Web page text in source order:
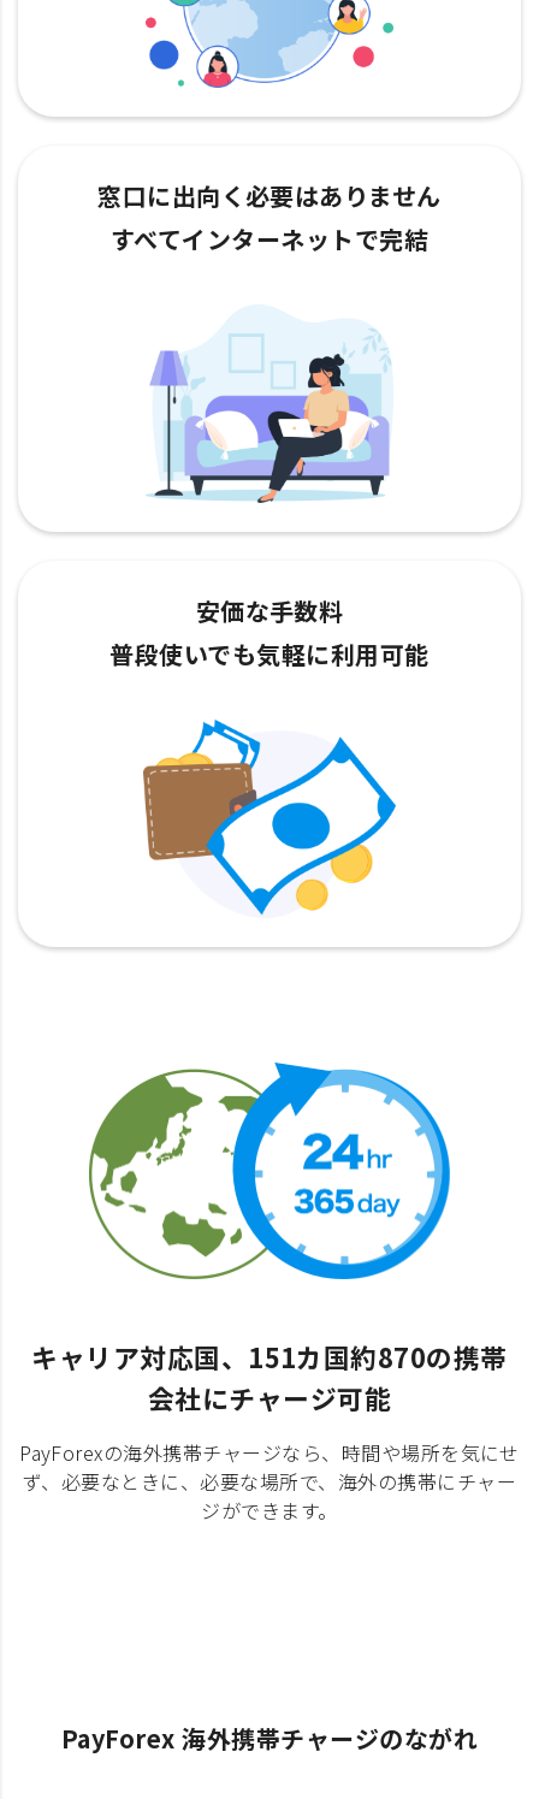
窓口に出向く必要はありません
すべてインターネットで完結
安価な手数料
普段使いでも気軽に利用可能
キャリア対応国、151カ国約870の携帯
会社にチャージ可能
PayForexの海外携帯チャージなら、時間や場所を気にせ
ず、必要なときに、必要な場所で、海外の携帯にチャー
ジができます。
PayForex 海外携帯チャージのながれ